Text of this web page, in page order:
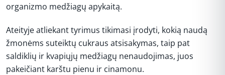
organizmo medžiagų apykaitą.
Ateityje atliekant tyrimus tikimasi įrodyti, kokią naudą
žmonėms suteiktų cukraus atsisakymas, taip pat
saldiklių ir kvapiųjų medžiagų nenaudojimas, juos
pakeičiant karštu pienu ir cinamonu.